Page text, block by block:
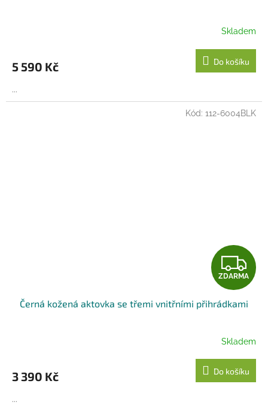
R
M
A
Skladem
5 590 Kč Do košíku
...
Z
D
A
R
M
A
ZDARMA
Černá kožená aktovka se třemi vnitřními přihrádkami
Skladem
3 390 Kč Do košíku
...
Kód: 112-6004BLK